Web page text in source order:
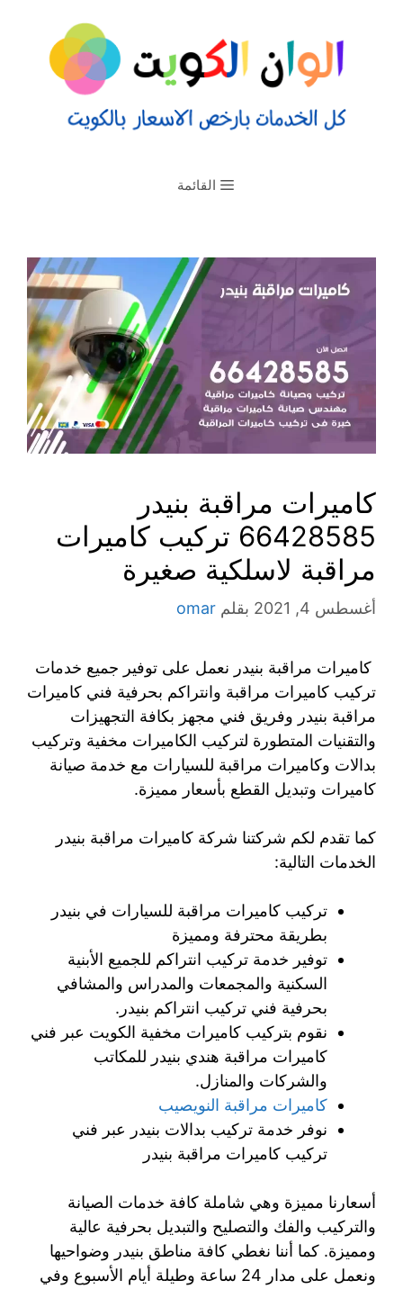
القائمة
كاميرات مراقبة بنيدر
66428585 تركيب كاميرات
مراقبة لاسلكية صغيرة
أغسطس 4, 2021 بقلم omar
كاميرات مراقبة بنيدر نعمل على توفير جميع خدمات
تركيب كاميرات مراقبة وانتراكم بحرفية فني كاميرات
مراقبة بنيدر وفريق فني مجهز بكافة التجهيزات
والتقنيات المتطورة لتركيب الكاميرات مخفية وتركيب
بدالات وكاميرات مراقبة للسيارات مع خدمة صيانة
كاميرات وتبديل القطع بأسعار مميزة.
كما تقدم لكم شركتنا شركة كاميرات مراقبة بنيدر
الخدمات التالية:
تركيب كاميرات مراقبة للسيارات في بنيدر
بطريقة محترفة ومميزة
توفير خدمة تركيب انتراكم للجميع الأبنية
السكنية والمجمعات والمدراس والمشافي
بحرفية فني تركيب انتراكم بنيدر.
نقوم بتركيب كاميرات مخفية الكويت عبر فني
كاميرات مراقبة هندي بنيدر للمكاتب
والشركات والمنازل.
كاميرات مراقبة النويصيب
نوفر خدمة تركيب بدالات بنيدر عبر فني
تركيب كاميرات مراقبة بنيدر
أسعارنا مميزة وهي شاملة كافة خدمات الصيانة
والتركيب والفك والتصليح والتبديل بحرفية عالية
ومميزة. كما أننا نغطي كافة مناطق بنيدر وضواحيها
ونعمل على مدار 24 ساعة وطيلة أيام الأسبوع وفي